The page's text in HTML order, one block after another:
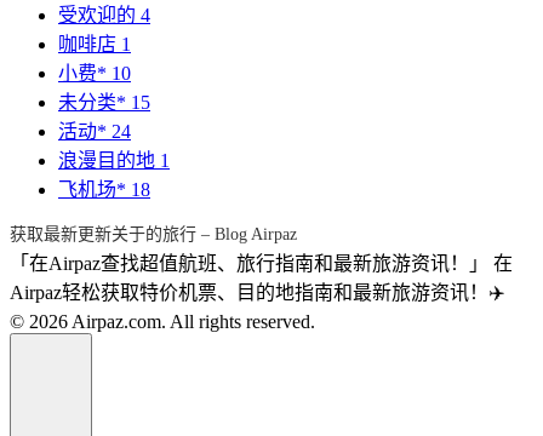
受欢迎的 4
咖啡店 1
小费* 10
未分类* 15
活动* 24
浪漫目的地 1
飞机场* 18
获取最新更新关于的旅行 – Blog Airpaz
「在Airpaz查找超值航班、旅行指南和最新旅游资讯！」 在
Airpaz轻松获取特价机票、目的地指南和最新旅游资讯！✈️
© 2026 Airpaz.com. All rights reserved.